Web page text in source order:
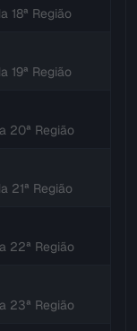
18ª Região
19ª Região
20ª Região
21ª Região
22ª Região
23ª Região